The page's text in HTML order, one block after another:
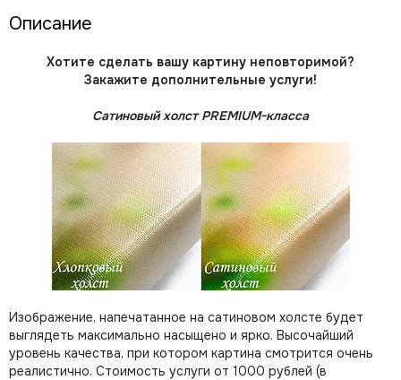
Описание
Хотите сделать вашу картину неповторимой?
Закажите дополнительные услуги!
Сатиновый холст PREMIUM-класса
Изображение, напечатанное на сатиновом холсте будет
выглядеть максимально насыщено и ярко. Высочайший
уровень качества, при котором картина смотрится очень
реалистично. Стоимость услуги от 1000 рублей (в